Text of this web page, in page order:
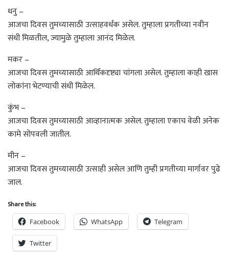
धनु –
आजचा दिवस तुमच्यासाठी उत्साहवर्धक असेल. तुम्हाला प्रगतीच्या नवीन
संधी मिळतील, ज्यामुळे तुम्हाला आनंद मिळेल.
मकर –
आजचा दिवस तुमच्यासाठी आर्थिकदृष्ट्या चांगला असेल. तुम्हाला काही खास
लोकांना भेटण्याची संधी मिळेल.
कुंभ –
आजचा दिवस तुमच्यासाठी आव्हानात्मक असेल. तुम्हाला एकाच वेळी अनेक
कामे सोपवली जातील.
मीन –
आजचा दिवस तुमच्यासाठी उत्साही असेल आणि तुम्ही प्रगतीच्या मार्गावर पुढे
जाल.
Share this:
Facebook WhatsApp Telegram
Twitter